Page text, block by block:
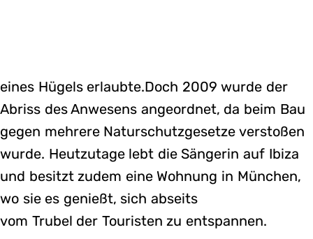
eines Hügels erlaubte.Doch 2009 wurde der
Abriss des Anwesens angeordnet, da beim Bau
gegen mehrere Naturschutzgesetze verstoßen
wurde. Heutzutage lebt die Sängerin auf Ibiza
und besitzt zudem eine Wohnung in München,
wo sie es genießt, sich abseits
vom Trubel der Touristen zu entspannen.